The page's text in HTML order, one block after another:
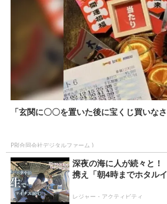
「玄関に〇〇を置いた後に宝くじ買いな
PR(合同会社デジタルファーム )
深夜の海に人が続々と
携え「朝4時までホタル
レジャー・アクティビティ